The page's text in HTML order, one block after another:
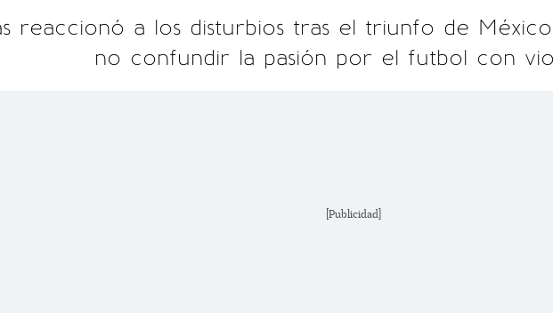
reaccionó a los disturbios tras el triunfo de
no confundir la pasión por el futbol con
[Publicidad]